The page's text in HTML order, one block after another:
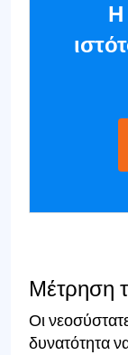
Η
Μέτρηση
Οι
δυνατότητα